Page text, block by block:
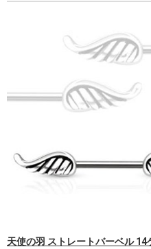
天使の羽 ストレートバーベル